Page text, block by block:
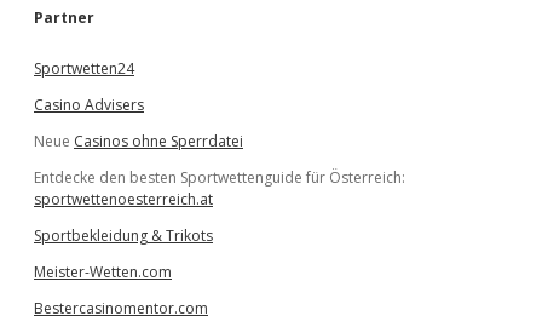
e
Partner
Sportwetten24
Casino Advisers
Neue Casinos ohne Sperrdatei
Entdecke den besten Sportwettenguide für Österreich:
sportwettenoesterreich.at
Sportbekleidung & Trikots
Meister-Wetten.com
Bestercasinomentor.com